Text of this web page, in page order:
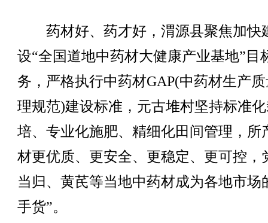
药材好、药才好，渭源县聚焦加快
设“全国道地中药材大健康产业基地”目
务，严格执行中药材GAP(中药材生产
理规范)建设标准，元古堆村坚持标准
培、专业化施肥、精细化田间管理，所
材更优质、更安全、更稳定、更可控，
当归、黄芪等当地中药材成为各地市场
手货”。